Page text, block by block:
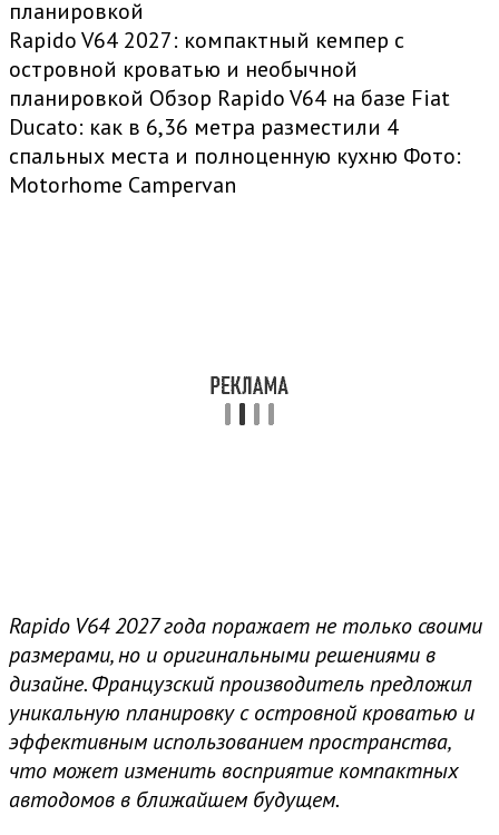
Rapido V64 2027: компактный кемпер с
островной кроватью и необычной
планировкой Обзор Rapido V64 на базе Fiat
Ducato: как в 6,36 метра разместили 4
спальных места и полноценную кухню Фото:
Motorhome Campervan
Rapido V64 2027 года поражает не только своими
размерами, но и оригинальными решениями в
дизайне. Французский производитель предложил
уникальную планировку с островной кроватью и
эффективным использованием пространства,
что может изменить восприятие компактных
автодомов в ближайшем будущем.